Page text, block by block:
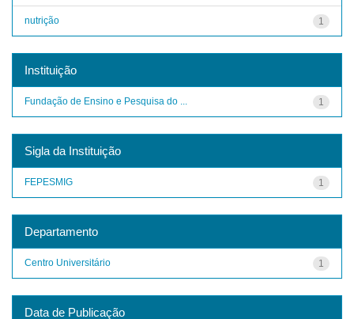
1
nutrição
Instituição
1
Fundação de Ensino e Pesquisa do ...
Sigla da Instituição
1
FEPESMIG
Departamento
1
Centro Universitário
Data de Publicação